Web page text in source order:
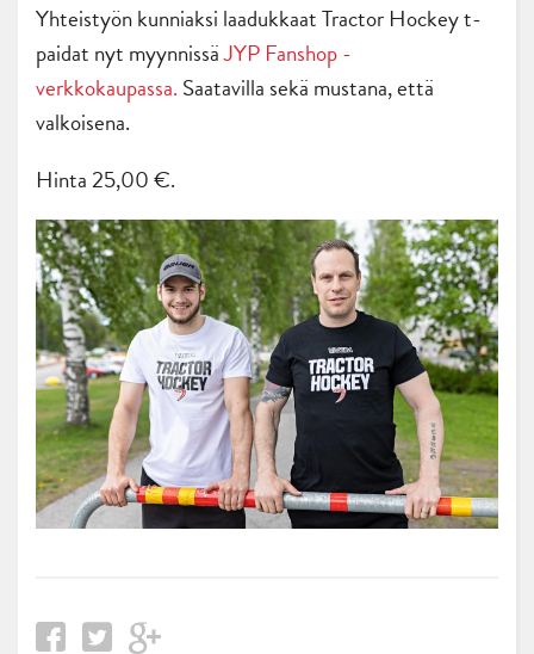
Yhteistyön kunniaksi laadukkaat Tractor Hockey t-
paidat nyt myynnissäJYP Fanshop -
verkkokaupassa. Saatavilla sekä mustana, että
valkoisena.
Hinta 25,00 €.